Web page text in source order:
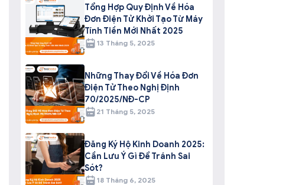
Tổng Hợp Quy Định Về Hóa
Đơn Điện Tử Khởi Tạo Từ Máy
Tính Tiền Mới Nhất 2025
13 Tháng 5, 2025
Những Thay Đổi Về Hóa Đơn
Điện Tử Theo Nghị Định
70/2025/NĐ-CP
21 Tháng 5, 2025
Đăng Ký Hộ Kinh Doanh 2025:
Cần Lưu Ý Gì Để Tránh Sai
Sót?
18 Tháng 6, 2025